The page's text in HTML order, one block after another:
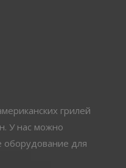
грилей
У нас можно
оборудование для